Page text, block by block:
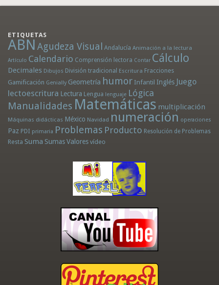
ETIQUETAS
ABN Agudeza Visual Andalucía Animación a la lectura
Artículo Calendario Comprensión lectora Contar Cálculo
Decimales Dibujos División tradicional Escritura Fracciones
Gamificación Genially Geometría humor Infantil Inglés Juego
lectoescritura Lectura Lengua lenguaje Lógica
Manualidades Matemáticas multiplicación
Máquinas didácticas México Navidad numeración operaciones
Paz PDI primaria Problemas Producto Resolución de Problemas
Resta Suma Sumas Valores vídeo